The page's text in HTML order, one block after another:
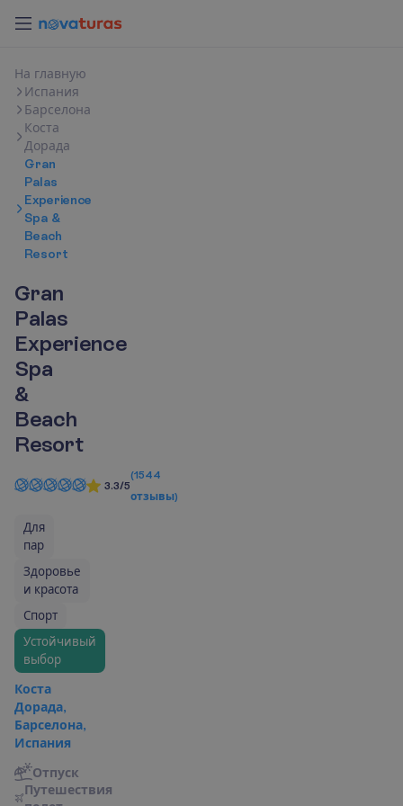
На главную
Испания
Барселона
Коста
Дорада
Gran
Palas
Experience
Spa &
Beach
Resort
Gran
Palas
Experience
Spa
&
Beach
Resort
3.3/5
(1544
отзывы)
Для
пар
Здоровье
и красота
Спорт
Устойчивый
выбор
Коста
Дорада,
Барселона,
Испания
Отпуск
Путешествия